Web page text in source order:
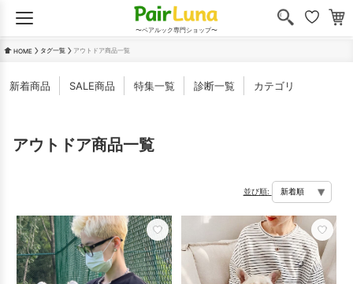
〜ペアルック専門ショップ〜
HOME タグ一覧 アウトドア商品一覧
新着商品 SALE商品 特集一覧 診断一覧 カテゴリ
アウトドア商品一覧
並び順: